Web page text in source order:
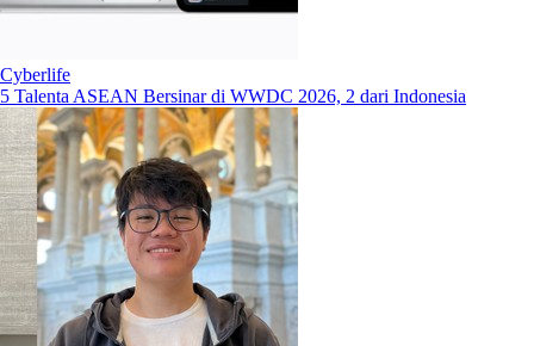
Cyberlife
5 Talenta ASEAN Bersinar di WWDC 2026, 2 dari Indonesia